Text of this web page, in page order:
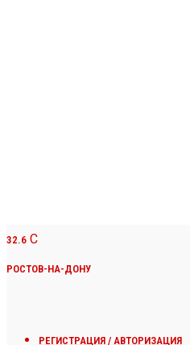
32.6 C
РОСТОВ-НА-ДОНУ
РЕГИСТРАЦИЯ / АВТОРИЗАЦИЯ